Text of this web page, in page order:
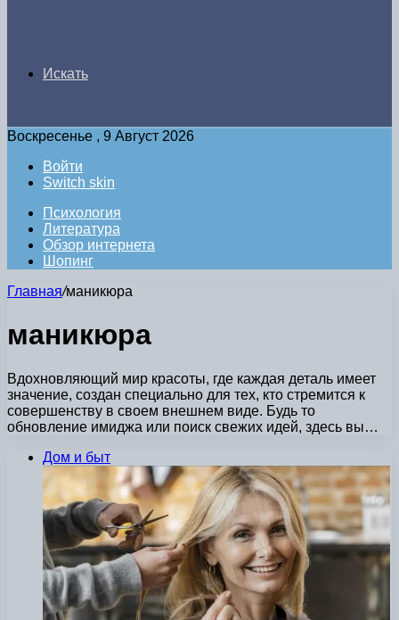
Искать
Воскресенье , 9 Август 2026
Войти
Switch skin
Психология
Литература
Обзор интернета
Шопинг
Главная/маникюра
маникюра
Вдохновляющий мир красоты, где каждая деталь имеет
значение, создан специально для тех, кто стремится к
совершенству в своем внешнем виде. Будь то
обновление имиджа или поиск свежих идей, здесь вы…
Дом и быт